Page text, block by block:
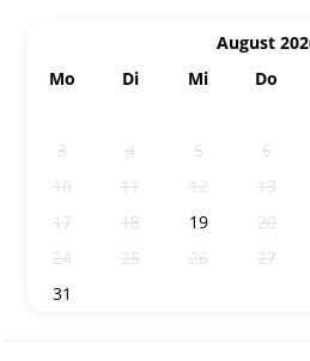
August
Mo
Di Mi Do
3
4 5 6
10
11 12 13
17
18 19 20
24
25 26 27
31